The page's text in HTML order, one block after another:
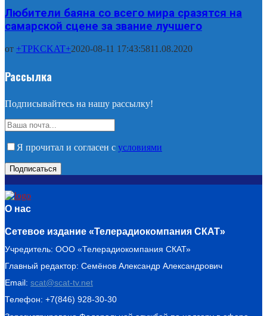
Любители баяна со всего мира сразятся на
самарской сцене за звание лучшего
от +TPKCKAT+2020-08-11 17:43:5811.08.2020
Рассылка
Подписывайтесь на нашу рассылку!
Я прочитал и согласен с условиями
О нас
Сетевое издание «Телерадиокомпания СКАТ»
Учредитель: ООО «Телерадиокомпания СКАТ»
Главный редактор: Семёнов Александр Александрович
Email: scat@scat-tv.net
Телефон: +7(846) 928-30-30